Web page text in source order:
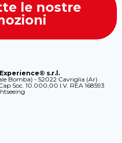
le nostre
s.r.l.
Bomba) - 52022 Cavriglia (Ar)
Soc. 10.000,00 I.V. REA 168593